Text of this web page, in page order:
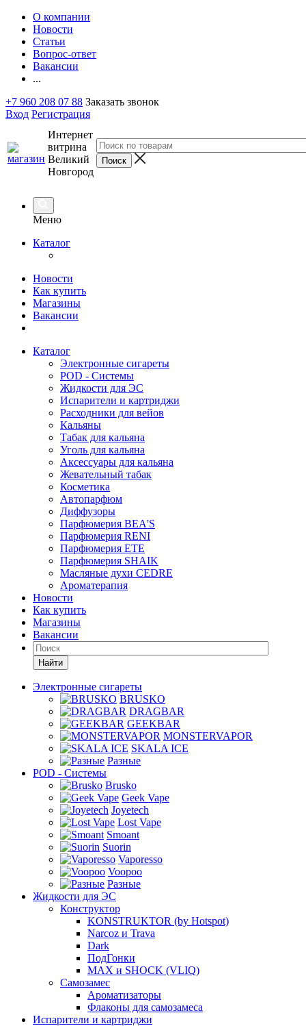
О компании
Новости
Статьи
Вопрос-ответ
Вакансии
...
+7 960 208 07 88 Заказать звонок
Вход Регистрация
Интернет
витрина
Великий
Новгород
Меню
Каталог
Новости
Как купить
Магазины
Вакансии
Каталог
Электронные сигареты
POD - Системы
Жидкости для ЭС
Испарители и картриджи
Расходники для вейов
Кальяны
Табак для кальяна
Уголь для кальяна
Аксессуары для кальяна
Жевательный табак
Косметика
Автопарфюм
Диффузоры
Парфюмерия BEA'S
Парфюмерия RENI
Парфюмерия ETE
Парфюмерия SHAIK
Масляные духи CEDRE
Ароматерапия
Новости
Как купить
Магазины
Вакансии
Найти
Электронные сигареты
BRUSKO
DRAGBAR
GEEKBAR
MONSTERVAPOR
SKALA ICE
Разные
POD - Системы
Brusko
Geek Vape
Joyetech
Lost Vape
Smoant
Suorin
Vaporesso
Voopoo
Разные
Жидкости для ЭС
Конструктор
KONSTRUKTOR (by Hotspot)
Narcoz и Trava
Dark
ПодГонки
MAX и SHOCK (VLIQ)
Самозамес
Ароматизаторы
Флаконы для самозамеса
Испарители и картриджи